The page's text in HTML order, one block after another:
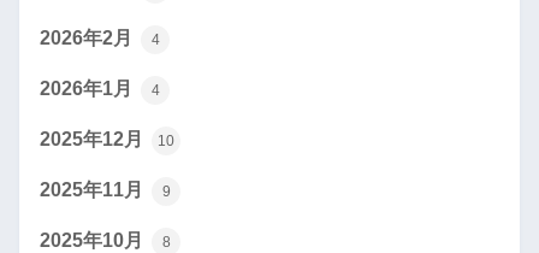
2026年2月 4
2026年1月 4
2025年12月 10
2025年11月 9
2025年10月 8